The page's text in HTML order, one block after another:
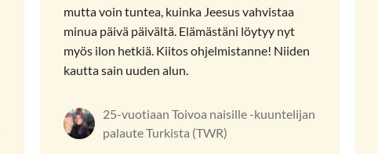
mutta voin tuntea, kuinka Jeesus vahvistaa
minua päivä päivältä. Elämästäni löytyy nyt
myös ilon hetkiä. Kiitos ohjelmistanne! Niiden
kautta sain uuden alun.
25-vuotiaan Toivoa naisille -kuuntelijan
palaute Turkista (TWR)